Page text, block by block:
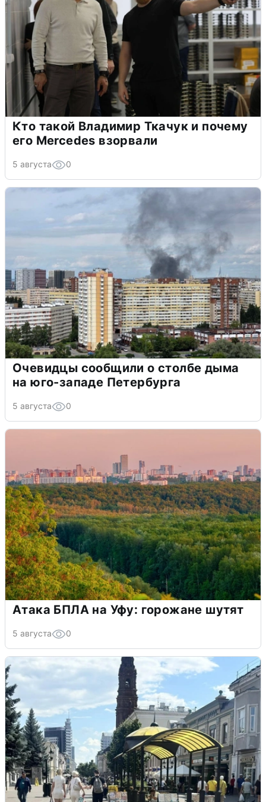
Кто такой Владимир Ткачук и почему
его Mercedes взорвали
5 августа 0
Очевидцы сообщили о столбе дыма
на юго-западе Петербурга
5 августа 0
Атака БПЛА на Уфу: горожане шутят
5 августа 0